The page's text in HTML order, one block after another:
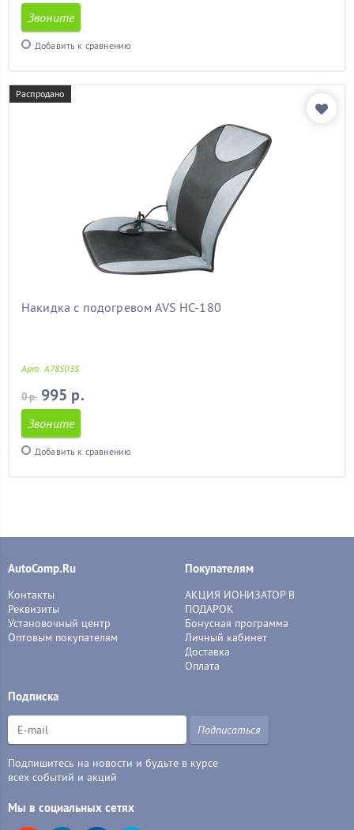
Звоните
Добавить к сравнению
Распродано
Накидка с подогревом AVS HC-180
Арт. A78503S
0 р. 995 р.
Звоните
Добавить к сравнению
AutoComp.Ru
Контакты
Реквизиты
Установочный центр
Оптовым покупателям
Покупателям
АКЦИЯ ИОНИЗАТОР В
ПОДАРОК
Бонусная программа
Личный кабинет
Доставка
Оплата
Подписка
Подписаться
Подпишитесь на новости и будьте в курсе
всех событий и акций
Мы в социальных сетях